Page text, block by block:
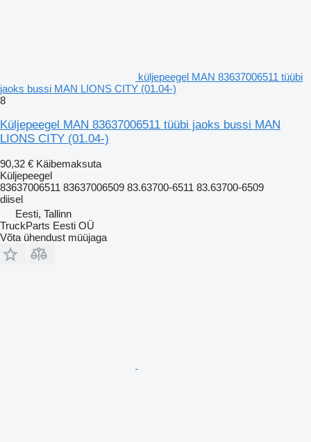
küljepeegel MAN 83637006511 tüübi
jaoks bussi MAN LIONS CITY (01.04-)
8
Küljepeegel MAN 83637006511 tüübi jaoks bussi MAN
LIONS CITY (01.04-)
90,32 € Käibemaksuta
Küljepeegel
83637006511 83637006509 83.63700-6511 83.63700-6509
diisel
Eesti, Tallinn
TruckParts Eesti OÜ
Võta ühendust müüjaga